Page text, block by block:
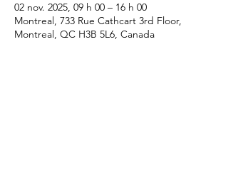
02 nov. 2025, 09 h 00 – 16 h 00
Montreal, 733 Rue Cathcart 3rd Floor,
Montreal, QC H3B 5L6, Canada